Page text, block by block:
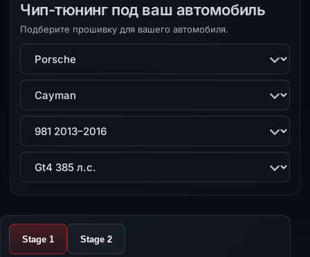
Чип-тюнинг под ваш автомобиль
Подберите прошивку для вашего автомобиля.
Марка
Модель
Поколение
Двигатель
Stage 1 Stage 2